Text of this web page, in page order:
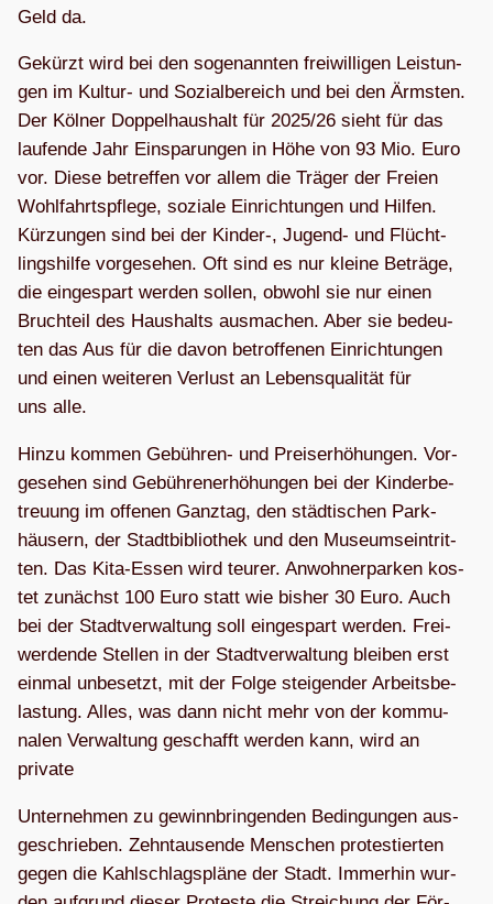
Geld da.
Gekürzt wird bei den soge­nann­ten frei­wil­li­gen Leis­tun­
gen im Kul­tur- und Sozi­al­be­reich und bei den Ärms­ten.
Der Köl­ner Dop­pel­haus­halt für 2025/26 sieht für das
lau­fende Jahr Ein­spa­run­gen in Höhe von 93 Mio. Euro
vor. Diese betref­fen vor allem die Trä­ger der Freien
Wohl­fahrts­pflege, soziale Ein­rich­tun­gen und Hil­fen.
Kür­zun­gen sind bei der Kinder‑, Jugend- und Flücht­
lings­hilfe vor­ge­se­hen. Oft sind es nur kleine Beträge,
die ein­ge­spart wer­den sol­len, obwohl sie nur einen
Bruch­teil des Haus­halts aus­ma­chen. Aber sie bedeu­
ten das Aus für die davon betrof­fe­nen Ein­rich­tun­gen
und einen wei­te­ren Ver­lust an Lebens­qua­li­tät für
uns alle.
Hinzu kom­men Gebüh­ren- und Preis­er­hö­hun­gen. Vor­
ge­se­hen sind Gebüh­ren­er­hö­hun­gen bei der Kin­der­be­
treu­ung im offe­nen Ganz­tag, den städ­ti­schen Park­
häu­sern, der Stadt­bi­blio­thek und den Muse­ums­ein­trit­
ten. Das Kita-Essen wird teu­rer. Anwoh­ner­par­ken kos­
tet zunächst 100 Euro statt wie bis­her 30 Euro. Auch
bei der Stadt­ver­wal­tung soll ein­ge­spart wer­den. Frei­
wer­dende Stel­len in der Stadt­ver­wal­tung blei­ben erst
ein­mal unbe­setzt, mit der Folge stei­gen­der Arbeits­be­
las­tung. Alles, was dann nicht mehr von der kom­mu­
na­len Ver­wal­tung geschafft wer­den kann, wird an
private
Unter­neh­men zu gewinn­brin­gen­den Bedin­gun­gen aus­
ge­schrie­ben. Zehn­tau­sende Men­schen pro­tes­tier­ten
gegen die Kahl­schlags­pläne der Stadt. Immer­hin wur­